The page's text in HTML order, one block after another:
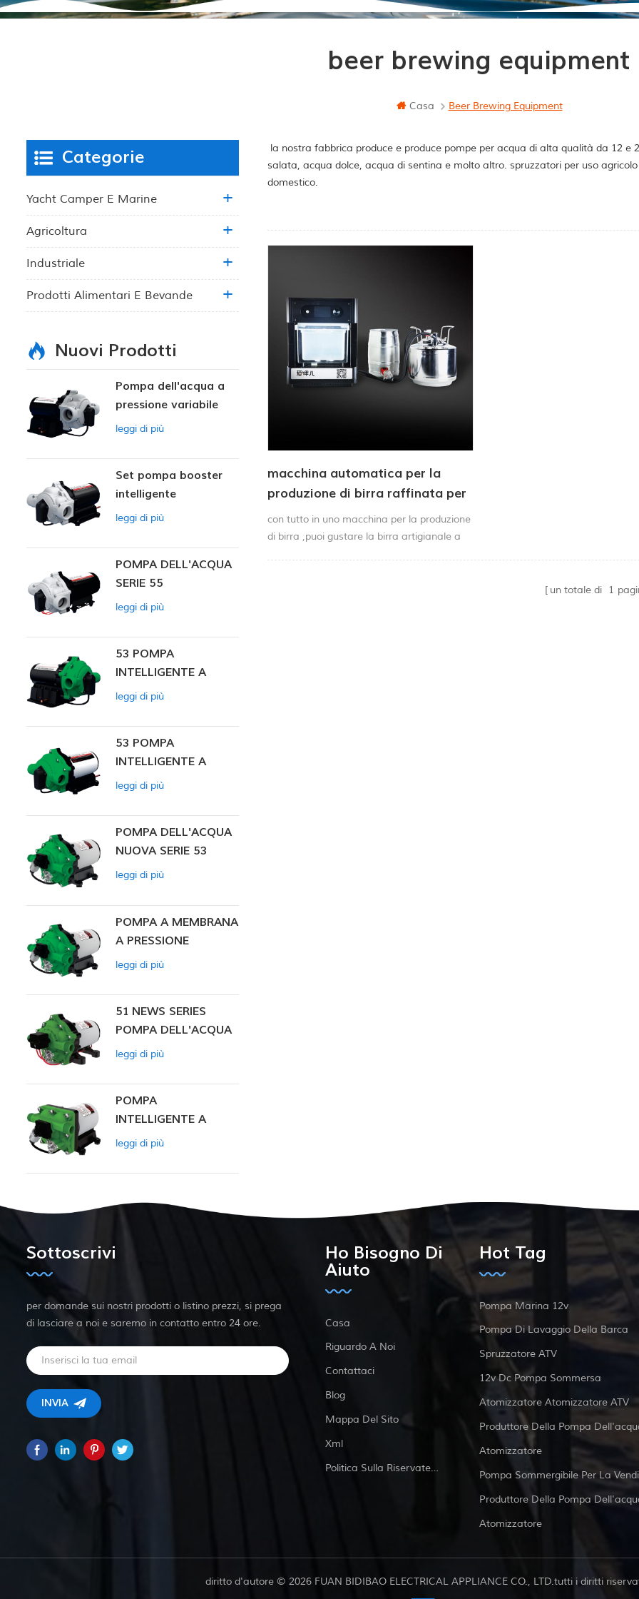
beer brewing equipment
Casa Beer Brewing Equipment
la nostra fabbrica produce e produce pompe per acqua di alta qualità da 12
salata, acqua dolce, acqua di sentina e molto altro. spruzzatori per uso
domestico.
macchina automatica per la
produzione di birra raffinata per
uso domestico
con tutto in uno macchina per la produzione
di birra ,puoi gustare la birra artigianale a
un totale di 1
Categorie
Yacht Camper E Marine
Agricoltura
Industriale
Prodotti Alimentari E Bevande
Nuovi Prodotti
Pompa dell'acqua a
pressione variabile
intelligente
leggi di più
Set pompa booster
intelligente
leggi di più
POMPA DELL'ACQUA
SERIE 55
leggi di più
53 POMPA
INTELLIGENTE A
PRESSIONE
leggi di più
53 POMPA
INTELLIGENTE A
PRESSIONE
leggi di più
POMPA DELL'ACQUA
NUOVA SERIE 53
leggi di più
POMPA A MEMBRANA
A PRESSIONE
COSTANTE
leggi di più
51 NEWS SERIES
POMPA DELL'ACQUA
leggi di più
POMPA
INTELLIGENTE A
PRESSIONE
42
leggi di più
Sottoscrivi
per domande sui nostri prodotti o listino prezzi, si prega
di lasciare a noi e saremo in contatto entro 24 ore.
Ho Bisogno Di
Aiuto
Casa
Riguardo A Noi
Contattaci
Blog
Mappa Del Sito
Xml
Politica Sulla Riservatezza
Hot Tag
Pompa Marina 12v
Pompa Di Lavaggio Della Barca
Spruzzatore ATV
12v Dc Pompa Sommersa
Atomizzatore Atomizzatore ATV
Produttore Della Pompa
Atomizzatore
Pompa Sommergibile Per La
Produttore Della Pompa
Atomizzatore
diritto d'autore © 2026 FUAN BIDIBAO ELECTRICAL APPLIANCE CO., LTD.tutti i diritti